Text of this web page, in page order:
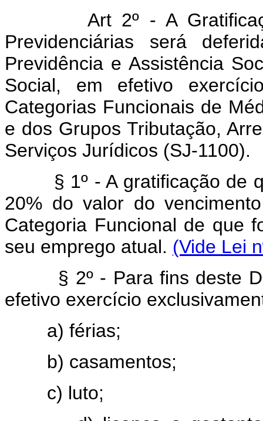
Art 2º - A Gratificação
Previdenciárias será
Previdência e Assistência
Social, em efetivo
Categorias Funcionais de
e dos Grupos Tributação,
Serviços Jurídicos (SJ-1100).
§ 1º - A gratificação de
20% do valor do
Categoria Funcional de que
seu emprego atual. (Vide Lei
§ 2º - Para fins deste
efetivo exercício
a) férias;
b) casamentos;
c) luto;